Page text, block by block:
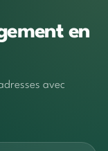
en
avec